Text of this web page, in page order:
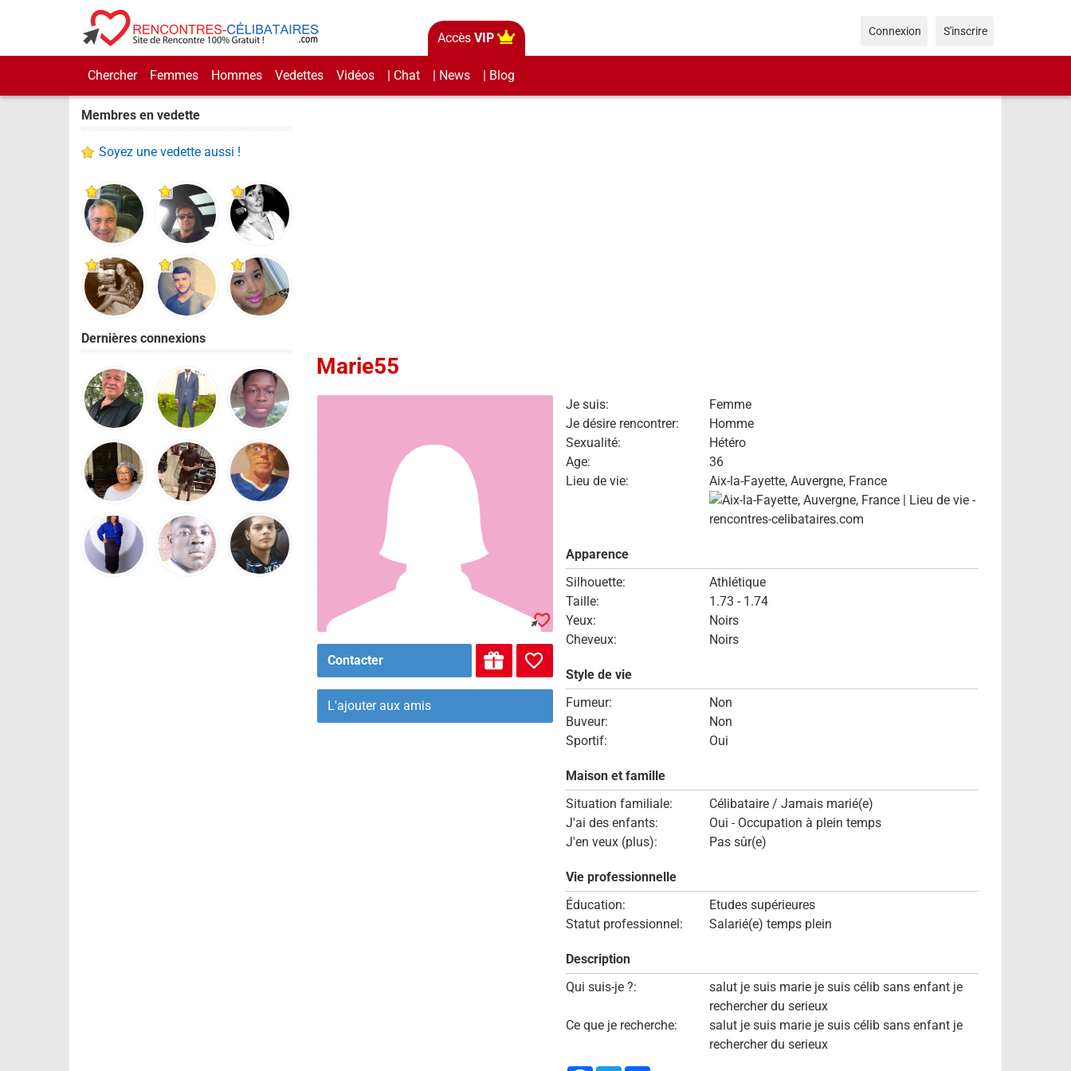
Accès VIP
Chercher Femmes Hommes Vedettes Vidéos | Chat | News | Blog
Connexion S'inscrire
Membres en vedette
Soyez une vedette aussi !
Dernières connexions
Marie55
Contacter
L'ajouter aux amis
Je suis:
Femme
Je désire rencontrer:
Homme
Sexualité:
Hétéro
Age:
36
Lieu de vie:
Aix-la-Fayette, Auvergne, France
Apparence
Silhouette:
Athlétique
Taille:
1.73 - 1.74
Yeux:
Noirs
Cheveux:
Noirs
Style de vie
Fumeur:
Non
Buveur:
Non
Sportif:
Oui
Maison et famille
Situation familiale:
Célibataire / Jamais marié(e)
J'ai des enfants:
Oui - Occupation à plein temps
J'en veux (plus):
Pas sûr(e)
Vie professionnelle
Éducation:
Etudes supérieures
Statut professionnel:
Salarié(e) temps plein
Description
Qui suis-je ?:
salut je suis marie je suis célib sans enfant je
rechercher du serieux
Ce que je recherche:
salut je suis marie je suis célib sans enfant je
rechercher du serieux